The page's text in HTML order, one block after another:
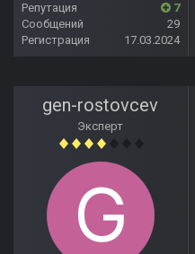
Репутация
7
Сообщений
29
Регистрация
17.03.2024
gen-rostovcev
Эксперт